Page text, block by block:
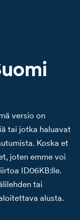
versio on
tai jotka haluavat
Koska et
joten emme voi
ID06KB:lle.
tai
alusta.